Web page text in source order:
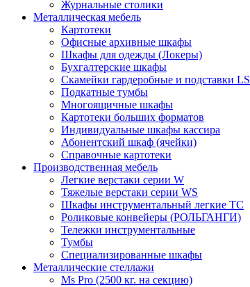
Журнальные столики
Металлическая мебель
Картотеки
Офисные архивные шкафы
Шкафы для одежды (Локеры)
Бухгалтерские шкафы
Скамейки гардеробные и подставки LS
Подкатные тумбы
Многоящичные шкафы
Картотеки больших форматов
Индивидуальные шкафы кассира
Абонентский шкаф (ячейки)
Справочные картотеки
Производственная мебель
Легкие верстаки серии W
Тяжелые верстаки серии WS
Шкафы инструментальный легкие ТС
Роликовые конвейеры (РОЛЬГАНГИ)
Тележки инструментальные
Тумбы
Специализированные шкафы
Металлические стеллажи
Ms Pro (2500 кг. на секцию)